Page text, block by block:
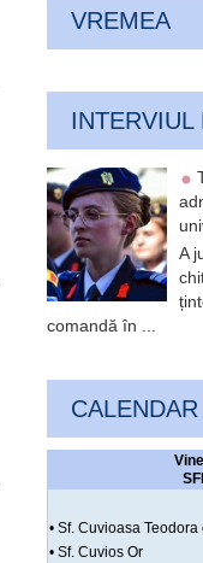
VREMEA
INTERVIUL
A
comandă în ...
• Sf. Cuvioasa
• Sf. Cuvios Or